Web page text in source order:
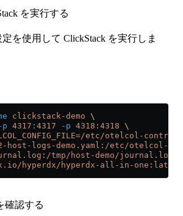
を実行する
を使用して ClickStack を実行しま
clickstack-demo \
4317:4317 -p 4318:4318 \
etc/otelcol-
host-logs-demo.yaml:/etc/otelcol-
tmp/host-demo/
hyperdx/hyperdx-all-in-one:latest
確認する